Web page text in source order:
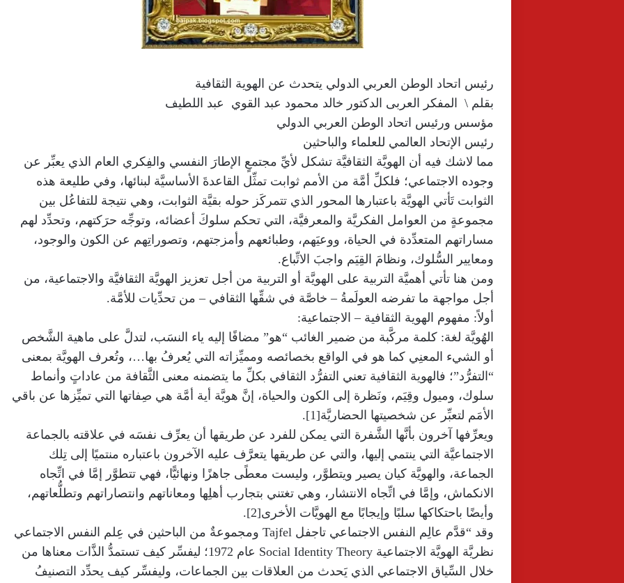
رئيس اتحاد الوطن العربي الدولي يتحدث عن الهوية الثقافية
بقلم \ المفكر العربى الدكتور خالد محمود عبد القوي عبد اللطيف
مؤسس ورئيس اتحاد الوطن العربي الدولي
رئيس الإتحاد العالمي للعلماء والباحثين
مما لاشك فيه أن الهويَّة الثقافيَّة تشكل لأيِّ مجتمعٍ الإطارَ النفسي والفِكري العام الذي يعبِّر عن
وجوده الاجتماعي؛ فلكلِّ أمَّة من الأمم ثوابت تمثِّل القاعدةَ الأساسيَّة لبنائها، وفي طليعة هذه
الثوابت تَأتي الهويَّة باعتبارها المحور الذي تتمركَز حوله بقيَّة الثوابت، وهي نتيجة للتفاعُل بين
مجموعةٍ من العوامل الفكريَّة والمعرفيَّة، التي تحكم سلوكَ أعضائه، وتوجِّه حرَكتهم، وتحدِّد لهم
مساراتهم المتعدِّدة في الحياة، ووعيَهم، وطبائعهم وأمزجتهم، وتصوراتِهم عن الكون والوجود،
ومعايير السُّلوك، ونظامَ القِيَم واجبَ الاتِّباع.
ومن هنا تأتي أهميَّة التربية على الهويَّة أو التربية من أجل تعزيز الهويَّة الثقافيَّة والاجتماعية، من
أجل مواجهة ما تفرضه العولَمةُ – خاصَّة في شقِّها الثقافي – من تحدِّيات للأمَّة.
أولاً: مفهوم الهوية الثقافية – الاجتماعية:
الهُويَّة لغة: كلمة مركَّبة من ضمير الغائب “هو” مضافًا إليه ياء النسَب، لتدلَّ على ماهية الشَّخص
أو الشيء المعنِي كما هو في الواقع بخصائصه ومميِّزاته التي يُعرفُ بها…، وتُعرف الهويَّة بمعنى
“التفرُّد”؛ فالهوية الثقافية تعني التفرُّد الثقافي بكلِّ ما يتضمنه معنى الثَّقافة من عاداتٍ وأنماط
سلوك، وميول وقِيَم، ونَظرة إلى الكون والحياة، إنَّ هويَّة أية أمَّة هي صِفاتها التي تميِّزها عن باقي
الأمَم لتعبِّر عن شخصيتها الحضاريَّة[1].
ويعرِّفها آخرون بأنَّها الشَّفرة التي يمكن للفرد عن طريقها أن يعرِّف نفسَه في علاقته بالجماعة
الاجتماعيَّة التي ينتمي إليها، والتي عن طريقها يتعرَّف عليه الآخرون باعتباره منتميًا إلى تِلك
الجماعة، والهويَّة كيان يصير ويتطوَّر، وليست معطًى جاهزًا ونهائيًّا، فهي تتطوَّر إمَّا في اتِّجاه
الانكماش، وإمَّا في اتِّجاه الانتشار، وهي تغتني بتجارب أهلِها ومعاناتهم وانتصاراتهم وتطلُّعاتهم،
وأيضًا باحتكاكها سلبًا وإيجابًا مع الهويَّات الأخرى[2].
وقد “قدَّم عالِم النفس الاجتماعي تاجفل Tajfel ومجموعةٌ من الباحثين في عِلم النفس الاجتماعي
نظريَّة الهويَّة الاجتماعية Social Identity Theory عام 1972؛ ليفسِّر كيف تستمدُّ الذَّات معناها من
خلال السِّياق الاجتماعي الذي يَحدث من العلاقات بين الجماعات، وليفسِّر كيف يحدِّد التصنيفُ